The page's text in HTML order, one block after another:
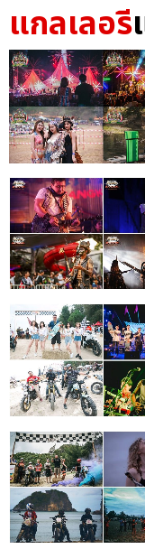
แกลเลอรี